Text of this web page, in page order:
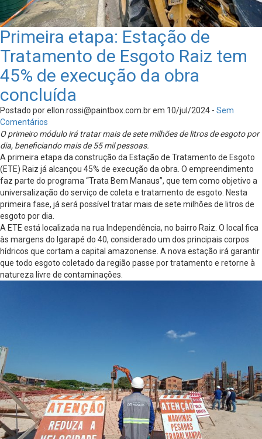
Primeira etapa: Estação de
Tratamento de Esgoto Raiz tem
45% de execução da obra
concluída
Postado porellon.rossi@paintbox.com.brem 10/jul/2024 - Sem
Comentários
O primeiro módulo irá tratar mais de sete milhões de litros de esgoto por
dia, beneficiando mais de 55 mil pessoas.
A primeira etapa da construção da Estação de Tratamento de Esgoto
(ETE) Raiz já alcançou 45% de execução da obra. O empreendimento
faz parte do programa “Trata Bem Manaus”, que tem como objetivo a
universalização do serviço de coleta e tratamento de esgoto. Nesta
primeira fase, já será possível tratar mais de sete milhões de litros de
esgoto por dia.
A ETE está localizada na rua Independência, no bairro Raiz. O local fica
às margens do Igarapé do 40, considerado um dos principais corpos
hídricos que cortam a capital amazonense. A nova estação irá garantir
que todo esgoto coletado da região passe por tratamento e retorne à
natureza livre de contaminações.